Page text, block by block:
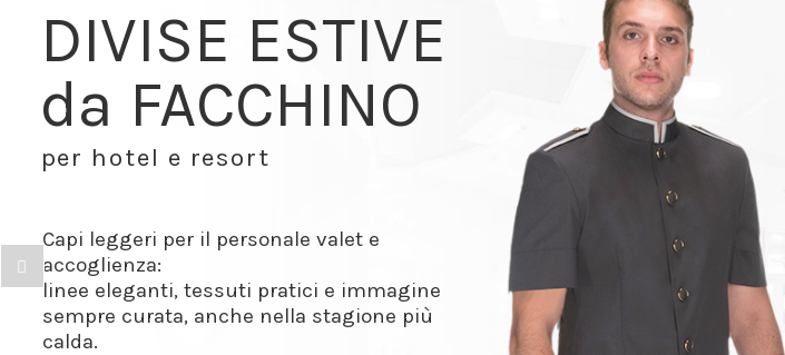
DIVISE ESTIVE
da FACCHINO
Capi leggeri per il personale valet e
accoglienza:
linee eleganti, tessuti pratici e immagine
sempre curata, anche nella stagione più
calda.
per hotel e resort